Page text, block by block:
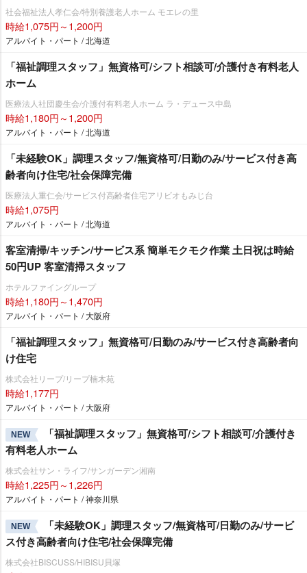
社会福祉法人孝仁会/特別養護老人ホーム モエレの里
時給1,075円～1,200円
アルバイト・パート / 北海道
「福祉調理スタッフ」無資格可/シフト相談可/介護付き有料老人
ホーム
医療法人社団慶生会/介護付有料老人ホーム ラ・デュース中島
時給1,180円～1,200円
アルバイト・パート / 北海道
「未経験OK」調理スタッフ/無資格可/日勤のみ/サービス付き高
齢者向け住宅/社会保障完備
医療法人重仁会/サービス付高齢者住宅アリビオもみじ台
時給1,075円
アルバイト・パート / 北海道
客室清掃/キッチン/サービス系 簡単モクモク作業 土日祝は時給
50円UP 客室清掃スタッフ
ホテルファイングループ
時給1,180円～1,470円
アルバイト・パート / 大阪府
「福祉調理スタッフ」無資格可/日勤のみ/サービス付き高齢者向
け住宅
株式会社リープ/リープ楠木苑
時給1,177円
アルバイト・パート / 大阪府
NEW
「福祉調理スタッフ」無資格可/シフト相談可/介護付き
有料老人ホーム
株式会社サン・ライフ/サンガーデン湘南
時給1,225円～1,226円
アルバイト・パート / 神奈川県
NEW
「未経験OK」調理スタッフ/無資格可/日勤のみ/サービ
ス付き高齢者向け住宅/社会保障完備
株式会社BISCUSS/HIBISU貝塚